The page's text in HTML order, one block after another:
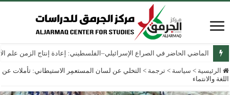
الماضي الحاضر في الصراع الإسرائيلي–الفلسطيني: إعادة إنتاج الزمن علم
الرئيسية > سياسة > ترجمة > التخلي عن لسان المستعمِر الاستيطاني: تأملات عن
اللغة والانتماء